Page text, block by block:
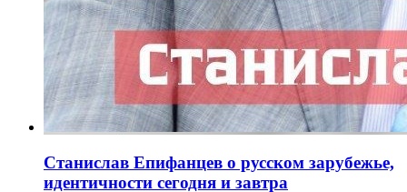
Станислав Епифанцев о русском зарубежье,
идентичности сегодня и завтра